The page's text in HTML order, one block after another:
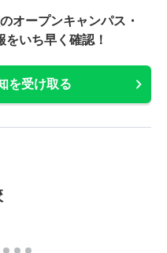
オープンキャンパス・
いち早く確認！
を受け取る